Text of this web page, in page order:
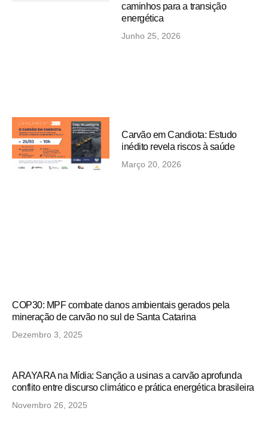
caminhos para a transição
energética
Junho 25, 2026
Carvão em Candiota: Estudo
inédito revela riscos à saúde
Março 20, 2026
COP30: MPF combate danos ambientais gerados pela
mineração de carvão no sul de Santa Catarina
Dezembro 3, 2025
ARAYARA na Mídia: Sanção a usinas a carvão aprofunda
conflito entre discurso climático e prática energética brasileira
Novembro 26, 2025